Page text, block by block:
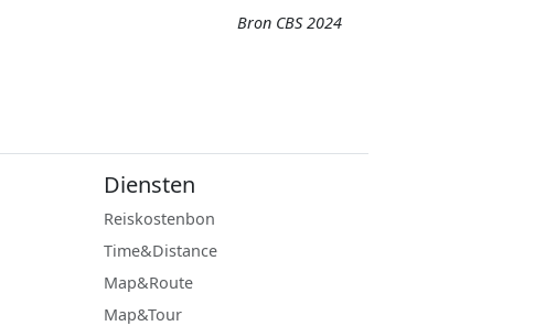
Bron CBS 2024
Diensten
Reiskostenbon
Time&Distance
Map&Route
Map&Tour